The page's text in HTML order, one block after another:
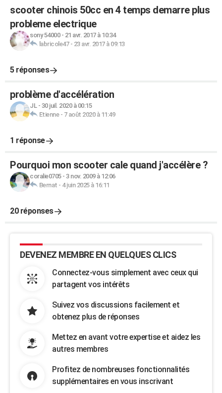
scooter chinois 50cc en 4 temps demarre plus
probleme electrique
sony 54000- 21 avr. 2017 à 10:34
labricole47- 23 avr. 2017 à 09:13
5 réponses
problème d'accélération
JL- 30 juil. 2020 à 00:15
Etienne- 7 août 2020 à 11:49
1 réponse
Pourquoi mon scooter cale quand j'accélère ?
coralie0705- 3 nov. 2009 à 12:06
Bernat - 4 juin 2025 à 16:11
20 réponses
DEVENEZ MEMBRE EN QUELQUES CLICS
Connectez-vous simplement avec ceux qui
partagent vos intérêts
Suivez vos discussions facilement et
obtenez plus de réponses
Mettez en avant votre expertise et aidez les
autres membres
Profitez de nombreuses fonctionnalités
supplémentaires en vous inscrivant